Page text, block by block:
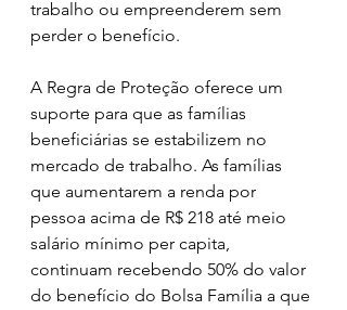
trabalho ou empreenderem sem
perder o benefício.
A Regra de Proteção oferece um
suporte para que as famílias
beneficiárias se estabilizem no
mercado de trabalho. As famílias
que aumentarem a renda por
pessoa acima de R$ 218 até meio
salário mínimo per capita,
continuam recebendo 50% do valor
do benefício do Bolsa Família a que